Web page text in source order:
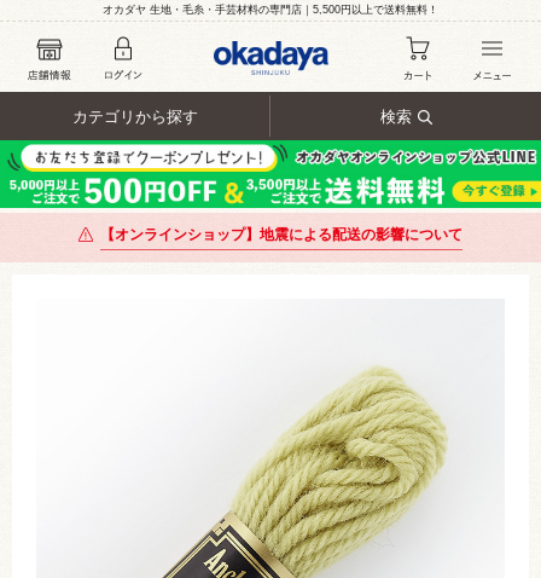
オカダヤ 生地・毛糸・手芸材料の専門店｜5,500円以上で送料無料！
カテゴリから探す 検索
【オンラインショップ】地震による配送の影響について